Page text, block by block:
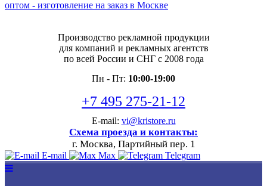
Производство рекламной продукции
для компаний и рекламных агентств
по всей России и СНГ с 2008 года
Пн - Пт: 10:00-19:00
+7 495 275-21-12
E-mail: vi@kristore.ru
Схема проезда и контакты:
г. Москва, Партийный пер. 1
E-mail Max Telegram